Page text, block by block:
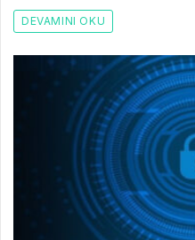
DEVAMINI OKU